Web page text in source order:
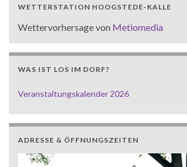
WETTERSTATION HOOGSTEDE-KALLE
Wettervorhersage von Metiomedia
WAS IST LOS IM DORF?
Veranstaltungskalender 2026
ADRESSE & ÖFFNUNGSZEITEN